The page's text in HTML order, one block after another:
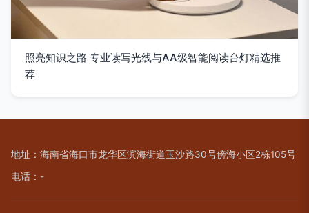
照亮知识之路 专业读写光线与AA级智能阅读台灯精选推
荐
地址：海南省海口市龙华区滨海街道玉沙路30号傍海小区2栋105号
电话：-